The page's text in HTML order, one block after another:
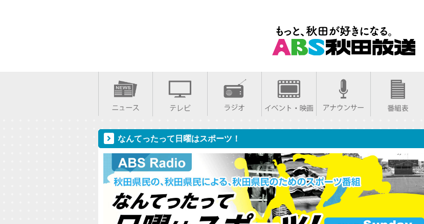
なんてったって日曜はスポーツ！